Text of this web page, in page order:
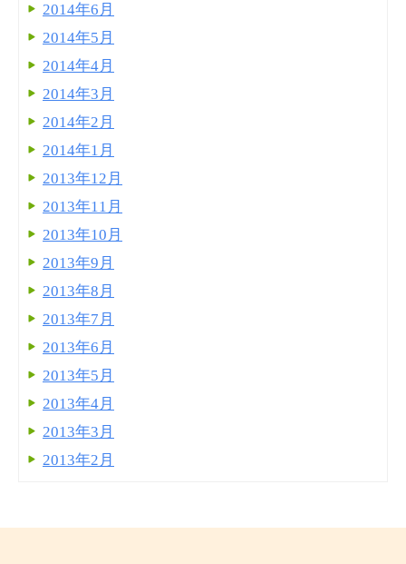
2014年6月
2014年5月
2014年4月
2014年3月
2014年2月
2014年1月
2013年12月
2013年11月
2013年10月
2013年9月
2013年8月
2013年7月
2013年6月
2013年5月
2013年4月
2013年3月
2013年2月